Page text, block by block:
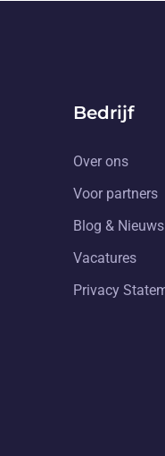
Bedrijf
Over ons
Voor partners
Blog & Nieuws
Vacatures
Privacy